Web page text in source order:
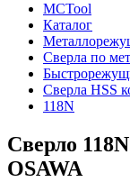
MCTool
Каталог
Сверла по
Сверла HSS
118N
Сверло
OSAWA